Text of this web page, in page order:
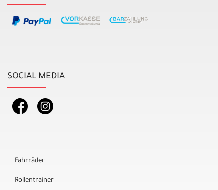
SOCIAL MEDIA
Fahrräder
Rollentrainer